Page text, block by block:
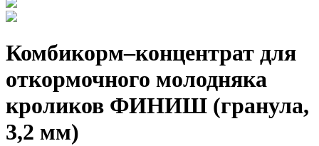
Комбикорм–концентрат для
откормочного молодняка
кроликов ФИНИШ (гранула,
3,2 мм)